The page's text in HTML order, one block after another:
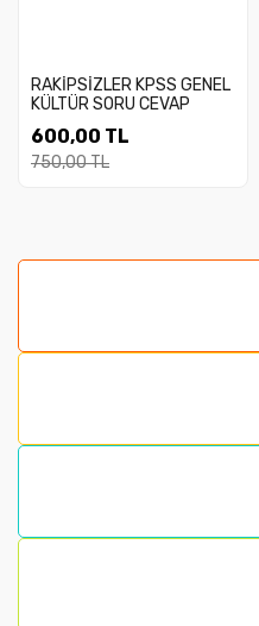
RAKİPSİZLER KPSS GENEL
KÜLTÜR SORU CEVAP
600,00 TL
750,00 TL